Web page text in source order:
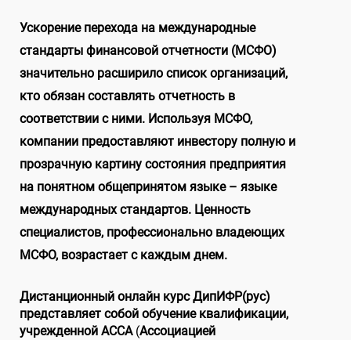
Ускорение перехода на международные
стандарты финансовой отчетности (МСФО)
значительно расширило список организаций,
кто обязан составлять отчетность в
соответствии с ними. Используя МСФО,
компании предоставляют инвестору полную и
прозрачную картину состояния предприятия
на понятном общепринятом языке – языке
международных стандартов. Ценность
специалистов, профессионально владеющих
МСФО, возрастает с каждым днем.
Дистанционный онлайн курс ДипИФР(рус)
представляет собой обучение квалификации,
учрежденной ACCA(Ассоциацией